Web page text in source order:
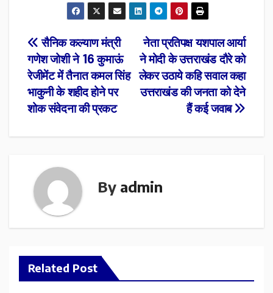
Post
navigation
नेता प्रतिपक्ष यशपाल आर्या
ने मोदी के उत्तराखंड दौरे को
लेकर उठाये कहि सवाल कहा
उत्तराखंड की जनता को देने
हैं कई जवाब
सैनिक कल्याण मंत्री
गणेश जोशी ने 16 कुमाऊं
रेजीमेंट में तैनात कमल सिंह
भाकुनी के शहीद होने पर
शोक संवेदना की प्रकट
By admin
Related Post